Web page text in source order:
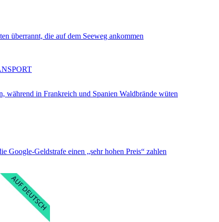
überrannt, die auf dem Seeweg ankommen
während in Frankreich und Spanien Waldbrände wüten
Google-Geldstrafe einen „sehr hohen Preis“ zahlen